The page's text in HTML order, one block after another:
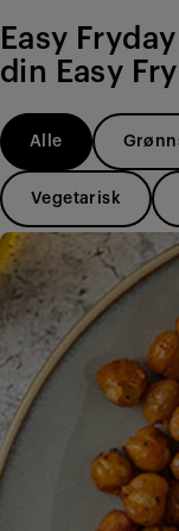
Easy
din Easy Fry
Alle
Vegetarisk